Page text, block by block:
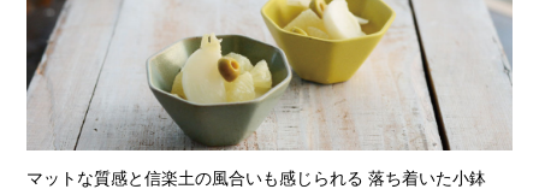
マットな質感と信楽土の風合いも感じられる 落ち着いた小鉢